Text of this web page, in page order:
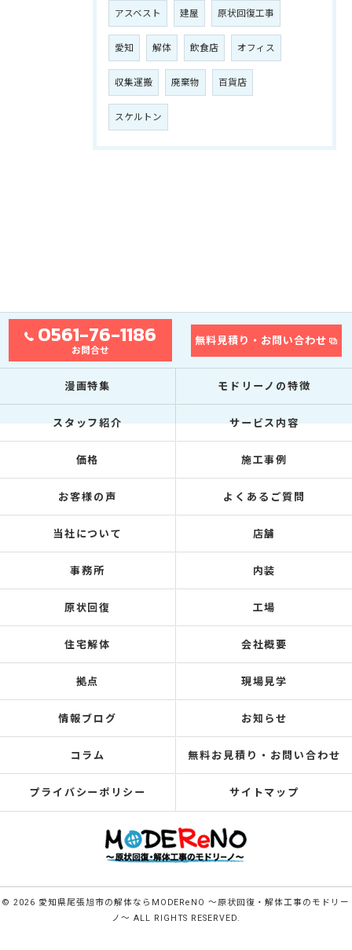
アスベスト 建屋 原状回復工事
愛知 解体 飲食店 オフィス
収集運搬 廃棄物 百貨店
スケルトン
0561-76-1186
お問合せ
無料見積り・お問い合わせ
漫画特集 モドリーノの特徴
スタッフ紹介 サービス内容
価格 施工事例
お客様の声 よくあるご質問
当社について 店舗
事務所 内装
原状回復 工場
住宅解体 会社概要
拠点 現場見学
情報ブログ お知らせ
コラム 無料お見積り・お問い合わせ
プライバシーポリシー サイトマップ
© 2026 愛知県尾張旭市の解体ならMODEReNO ～原状回復・解体工事のモドリー
ノ～ ALL RIGHTS RESERVED.